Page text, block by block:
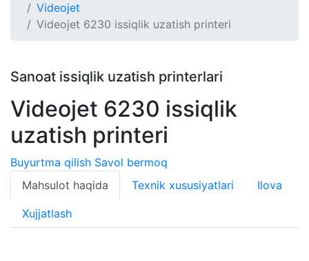
Videojet
Videojet 6230 issiqlik uzatish printeri
Sanoat issiqlik uzatish printerlari
Videojet 6230 issiqlik
uzatish printeri
Buyurtma qilish Savol bermoq
Mahsulot haqida
Texnik xususiyatlari Ilova
Xujjatlash